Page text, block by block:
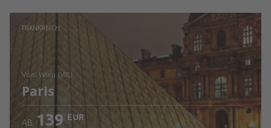
FRANKREICH
von: Wien (VIE)
Paris
AB 139 EUR